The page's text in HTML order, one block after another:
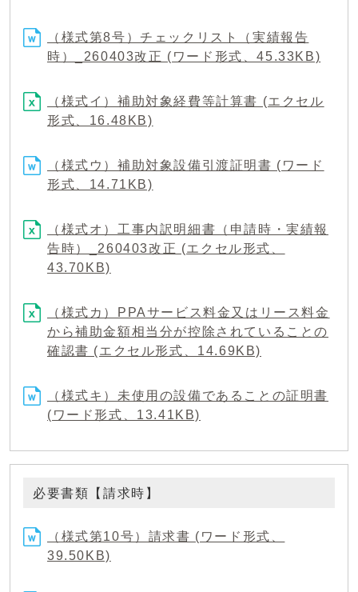
（様式第8号）チェックリスト（実績報告
時）_260403改正 (ワード形式、45.33KB)
（様式イ）補助対象経費等計算書 (エクセル
形式、16.48KB)
（様式ウ）補助対象設備引渡証明書 (ワード
形式、14.71KB)
（様式オ）工事内訳明細書（申請時・実績報
告時）_260403改正 (エクセル形式、
43.70KB)
（様式カ）PPAサービス料金又はリース料金
から補助金額相当分が控除されていることの
確認書 (エクセル形式、14.69KB)
（様式キ）未使用の設備であることの証明書
(ワード形式、13.41KB)
必要書類【請求時】
（様式第10号）請求書 (ワード形式、
39.50KB)